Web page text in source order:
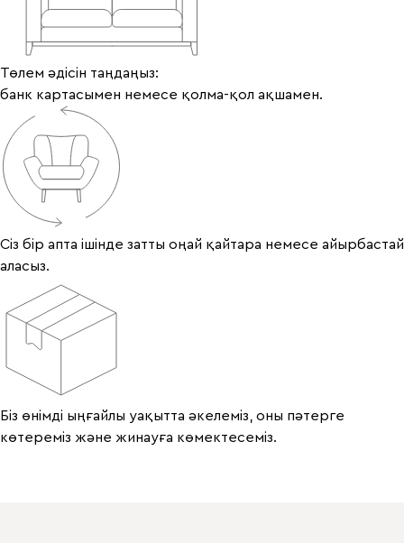
Төлем әдісін таңдаңыз:
банк картасымен немесе қолма-қол ақшамен.
Сіз бір апта ішінде затты оңай қайтара немесе айырбастай
аласыз.
Біз өнімді ыңғайлы уақытта әкелеміз, оны пәтерге
көтереміз және жинауға көмектесеміз.